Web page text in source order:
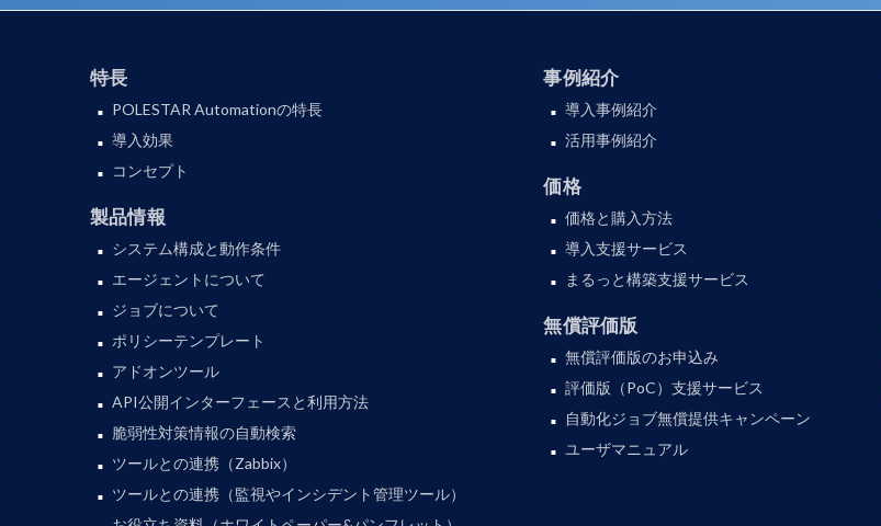
特長
POLESTAR Automationの特長
導入効果
コンセプト
製品情報
システム構成と動作条件
エージェントについて
ジョブについて
ポリシーテンプレート
アドオンツール
API公開インターフェースと利用方法
脆弱性対策情報の自動検索
ツールとの連携（Zabbix）
ツールとの連携（監視やインシデント管理ツール）
事例紹介
導入事例紹介
活用事例紹介
価格
価格と購入方法
導入支援サービス
まるっと構築支援サービス
無償評価版
無償評価版のお申込み
評価版（PoC）支援サービス
自動化ジョブ無償提供キャンペーン
ユーザマニュアル